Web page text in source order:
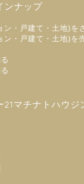
ンナップ
ン・戸建て・土地)を
ン・戸建て・土地)を
21マチナトハウジ